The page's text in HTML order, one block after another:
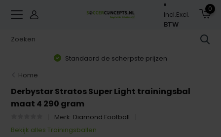
Incl.Excl.
BTW
0
Standaard de scherpste prijzen
Home
Derbystar Stratos Super Light trainingsbal
maat 4 290 gram
Merk: Diamond Football
Bekijk alles Trainingsballen